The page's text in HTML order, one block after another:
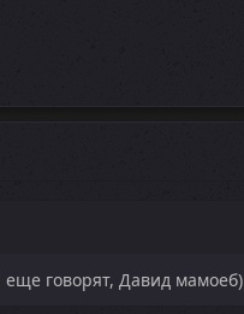
еще говорят, Давид мамоеб)